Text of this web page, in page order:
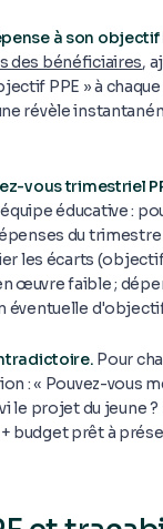
à son objectif
des bénéficiaires,
PPE » à
révèle
vous trimestriel
équipe éducative :
du
les écarts
œuvre faible ;
éventuelle
Pour
: « Pouvez-vous
le projet du jeune
budget prêt à